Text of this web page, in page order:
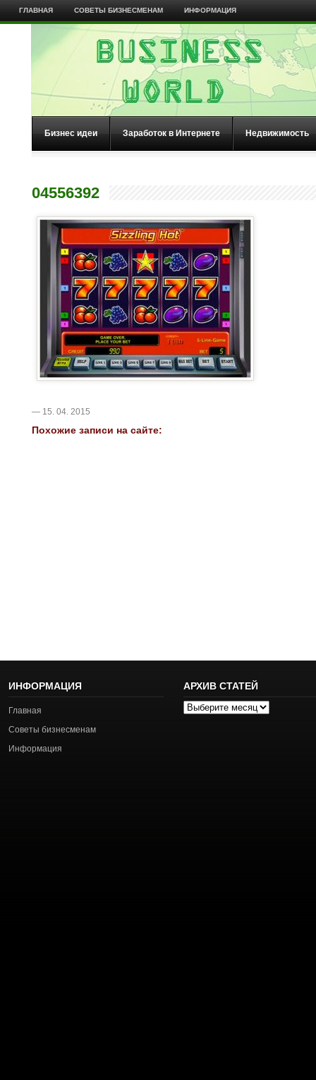
ГЛАВНАЯ СОВЕТЫ БИЗНЕСМЕНАМ ИНФОРМАЦИЯ
Бизнес идеи Заработок в Интернете Недвижимость
04556392
— 15. 04. 2015
Похожие записи на сайте:
ИНФОРМАЦИЯ
Главная
Советы бизнесменам
Информация
АРХИВ СТАТЕЙ
Архив